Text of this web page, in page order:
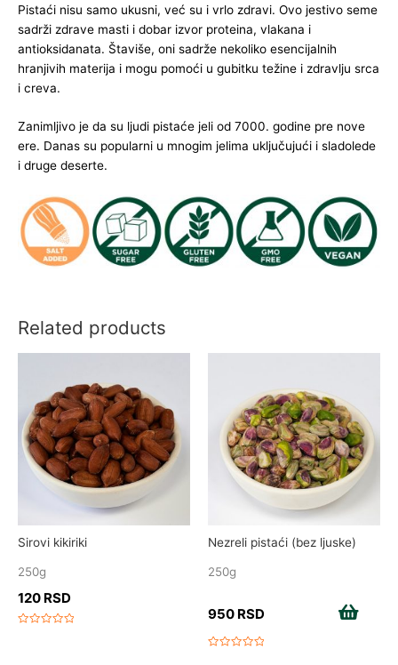
Pistaći nisu samo ukusni, već su i vrlo zdravi. Ovo jestivo seme
sadrži zdrave masti i dobar izvor proteina, vlakana i
antioksidanata. Štaviše, oni sadrže nekoliko esencijalnih
hranjivih materija i mogu pomoći u gubitku težine i zdravlju srca
i creva.
Zanimljivo je da su ljudi pistaće jeli od 7000. godine pre nove
ere. Danas su popularni u mnogim jelima uključujući i sladolede
i druge deserte.
Related products
Sirovi kikiriki
250g
120 RSD
Nezreli pistaći (bez ljuske)
250g
950 RSD Add to cart